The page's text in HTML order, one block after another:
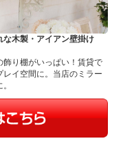
な木製・アイアン壁掛け
飾り棚がいっぱい！賃貸で
レイ空間に。当店のミラー